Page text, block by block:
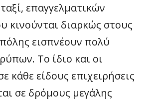
επαγγελματικών
κινούνται διαρκώς στους
εισπνέουν πολύ
Το ίδιο και οι
κάθε είδους επιχειρήσεις
σε δρόμους μεγάλης